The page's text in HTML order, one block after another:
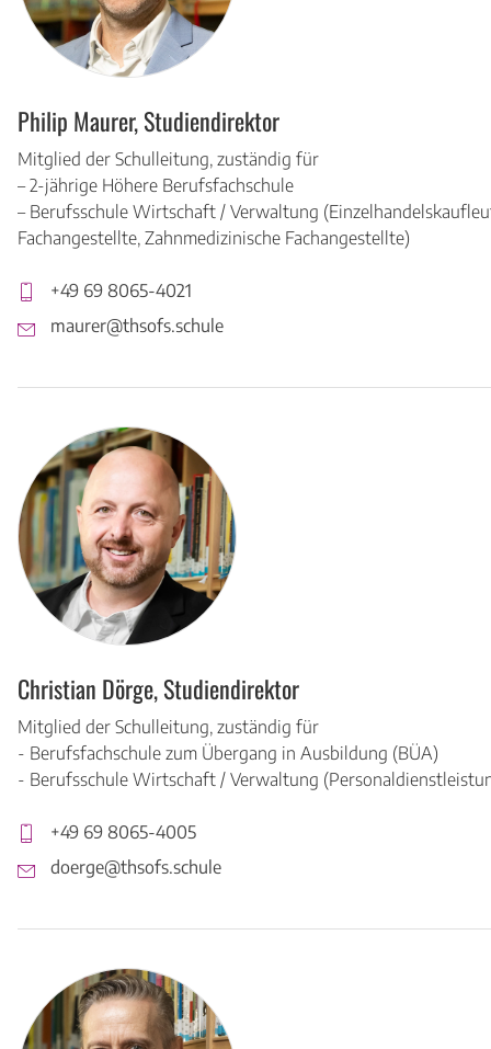
Philip Maurer, Studiendirektor
Mitglied der Schulleitung, zuständig für
– 2-jährige Höhere Berufsfachschule
– Berufsschule Wirtschaft / Verwaltung
Fachangestellte, Zahnmedizinische Fachangestellte)
+49 69 8065-4021
maurer@thsofs.schule
Christian Dörge, Studiendirektor
Mitglied der Schulleitung, zuständig für
- Berufsfachschule zum Übergang in Ausbildung (BÜA)
- Berufsschule Wirtschaft / Verwaltung
+49 69 8065-4005
doerge@thsofs.schule